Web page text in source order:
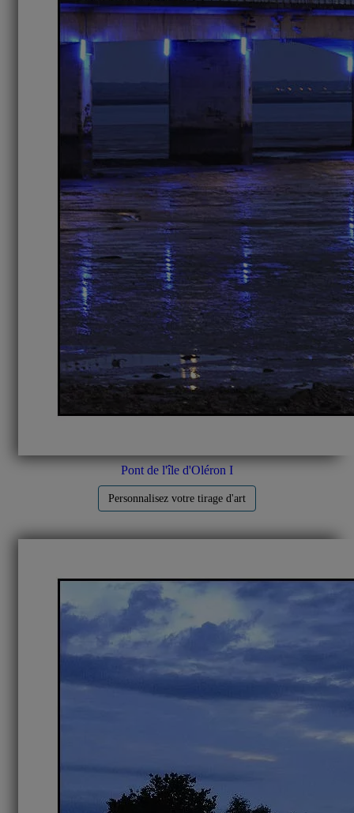
Pont de l'île d'Oléron I
Personnalisez votre tirage d'art